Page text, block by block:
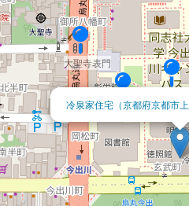
同志
同志社（旧英学校
大聖寺表門
冷泉家住宅（京都府京都市